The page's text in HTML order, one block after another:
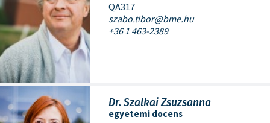
QA317
szabo.tibor@bme.hu
+36 1 463-2389
Dr. Szalkai Zsuzsanna
egyetemi docens